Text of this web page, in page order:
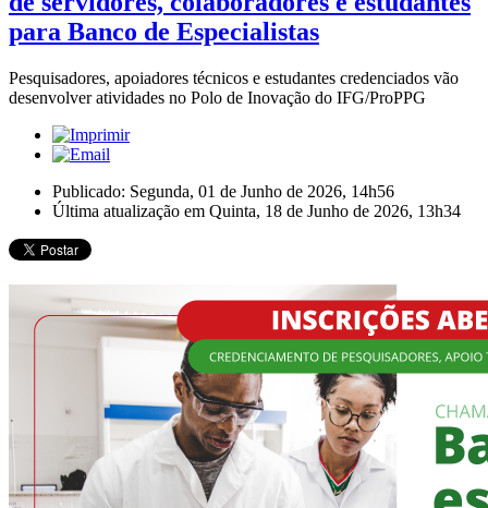
para Banco de Especialistas
Pesquisadores, apoiadores técnicos e estudantes credenciados vão
desenvolver atividades no Polo de Inovação do IFG/ProPPG
Publicado: Segunda, 01 de Junho de 2026, 14h56
Última atualização em Quinta, 18 de Junho de 2026, 13h34